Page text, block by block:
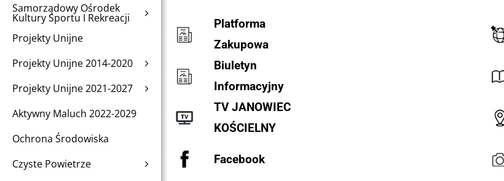
Samorządowy Ośrodek
Kultury Sportu I Rekreacji
Projekty Unijne
Projekty Unijne 2014-2020
Projekty Unijne 2021-2027
Aktywny Maluch 2022-2029
Ochrona Środowiska
Czyste Powietrze
Platforma
Zakupowa
Biuletyn
Informacyjny
TV JANOWIEC
KOŚCIELNY
Facebook